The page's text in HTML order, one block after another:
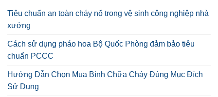
Tiêu chuẩn an toàn cháy nổ trong vệ sinh công nghiệp nhà
xưởng
Cách sử dụng pháo hoa Bộ Quốc Phòng đảm bảo tiêu
chuẩn PCCC
Hướng Dẫn Chọn Mua Bình Chữa Cháy Đúng Mục Đích
Sử Dụng